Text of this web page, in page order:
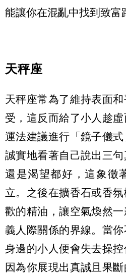
能讓你在混亂中找到致富
天秤座
天秤座常為了維持表面
受，這反而給了小人趁
運法建議進行「鏡子儀式
誠實地看著自己說出三
還是渴望都好，這象徵
立。之後在擴香石或香
歡的精油，讓空氣煥然
義人際關係的界線。當你
身邊的小人便會失去操
因為你展現出真誠且果